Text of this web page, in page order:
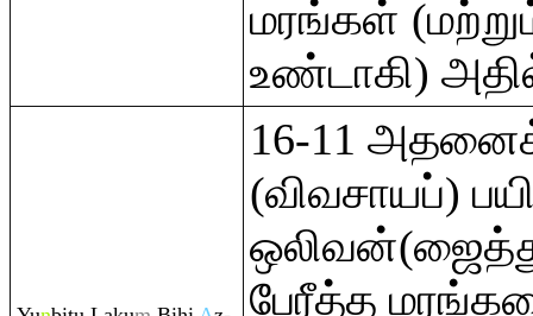
மரங்கள்
உண்டாகி)
16-11
(விவசாயப்)
பேரீத்த